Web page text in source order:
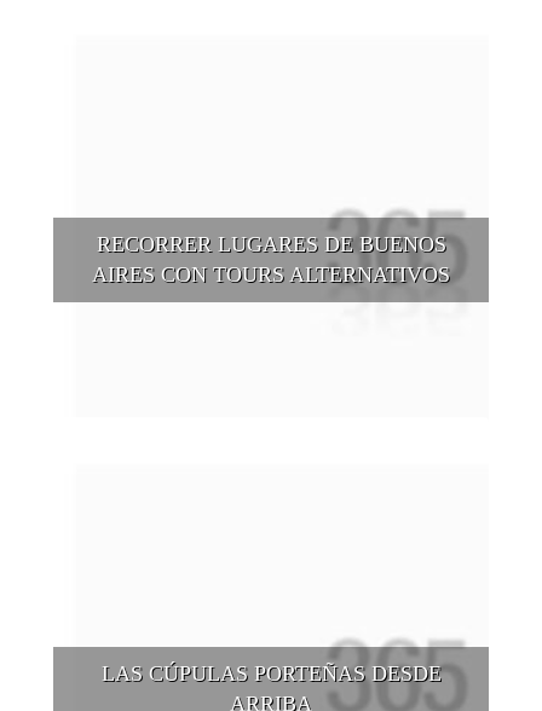
RECORRER LUGARES DE BUENOS
AIRES CON TOURS ALTERNATIVOS
LAS CÚPULAS PORTEÑAS DESDE
ARRIBA